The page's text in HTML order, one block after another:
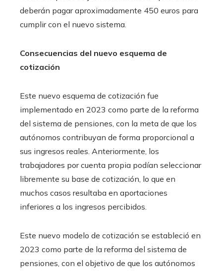
deberán pagar aproximadamente 450 euros para
cumplir con el nuevo sistema.
Consecuencias del nuevo esquema de
cotización
Este nuevo esquema de cotización fue
implementado en 2023 como parte de la reforma
del sistema de pensiones, con la meta de que los
autónomos contribuyan de forma proporcional a
sus ingresos reales. Anteriormente, los
trabajadores por cuenta propia podían seleccionar
libremente su base de cotización, lo que en
muchos casos resultaba en aportaciones
inferiores a los ingresos percibidos.
Este nuevo modelo de cotización se estableció en
2023 como parte de la reforma del sistema de
pensiones, con el objetivo de que los autónomos